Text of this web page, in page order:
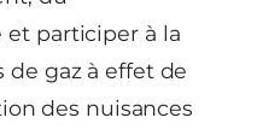
participer à la
gaz à effet de
des nuisances